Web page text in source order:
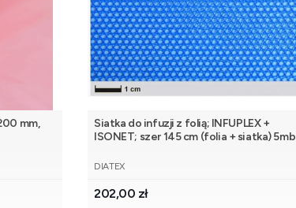
mm,
Siatka do infuzji z folią; INFUPLEX +
ISONET; szer 145 cm (folia + siatka) 5mb
PRODUCENT
DIATEX
Cena
202,00 zł